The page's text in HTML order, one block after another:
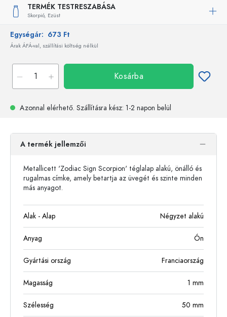
TERMÉK TESTRESZABÁSA
Skorpió, Ezüst
Egységár: 673 Ft
Árak ÁFÁ-val, szállítási költség nélkül
Kosárba
Azonnal elérhető. Szállításra kész: 1-2 napon belül
A termék jellemzői
Metallicett 'Zodiac Sign Scorpion' téglalap alakú, önálló és
rugalmas címke, amely betartja az üvegét és szinte minden
más anyagot.
Alak - Alap Négyzet alakú
Anyag Ón
Gyártási ország Franciaország
Magasság 1 mm
Szélesség 50 mm